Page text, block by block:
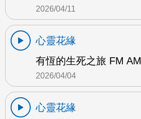
2026/04/11
心靈花緣
有恆的生死之旅 FM AM
2026/04/04
心靈花緣